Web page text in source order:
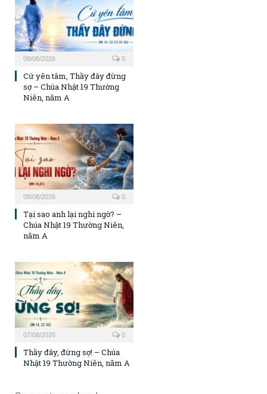
08/08/2026 0
Cứ yên tâm, Thầy đây đừng
sợ – Chúa Nhật 19 Thường
Niên, năm A
08/08/2026 0
Tại sao anh lại nghi ngờ? –
Chúa Nhật 19 Thường Niên,
năm A
07/08/2026 0
Thầy đây, đừng sợ! – Chúa
Nhật 19 Thường Niên, năm A